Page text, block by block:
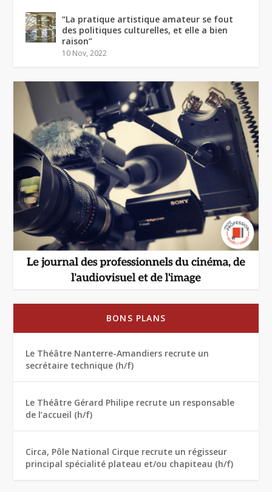
“La pratique artistique amateur se fout
des politiques culturelles, et elle a bien
raison”
10 Nov, 2022
BONS PLANS
Le Théâtre Nanterre-Amandiers recrute un
secrétaire technique (h/f)
Le Théâtre Gérard Philipe recrute un responsable
de l’accueil (h/f)
Circa, Pôle National Cirque recrute un régisseur
principal spécialité plateau et/ou chapiteau (h/f)